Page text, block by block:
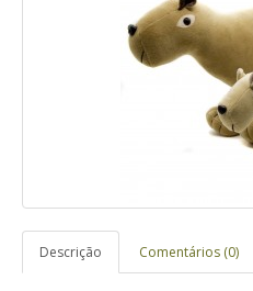
Descrição Comentários (0)